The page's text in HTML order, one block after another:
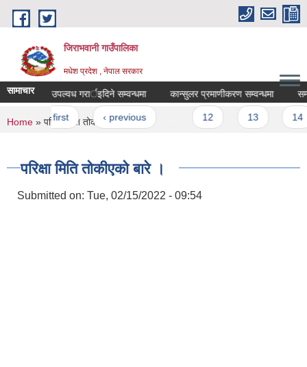
Skip to main content
जिराभवानी गाउँपालिका
मधेश प्रदेश , नेपाल सरकार
सामाचार
विवरण उपल्वध गरार्इदिने सम्वन्धमा कान्सुलर प्रमाणीकरण सम्वन्धमा
Pages
« first ‹ previous
You are here
Home » परिक्षा मिति तोकीएको बारे ।
परिक्षा मिति तोकीएको बारे ।
Submitted on: Tue, 02/15/2022 - 09:54